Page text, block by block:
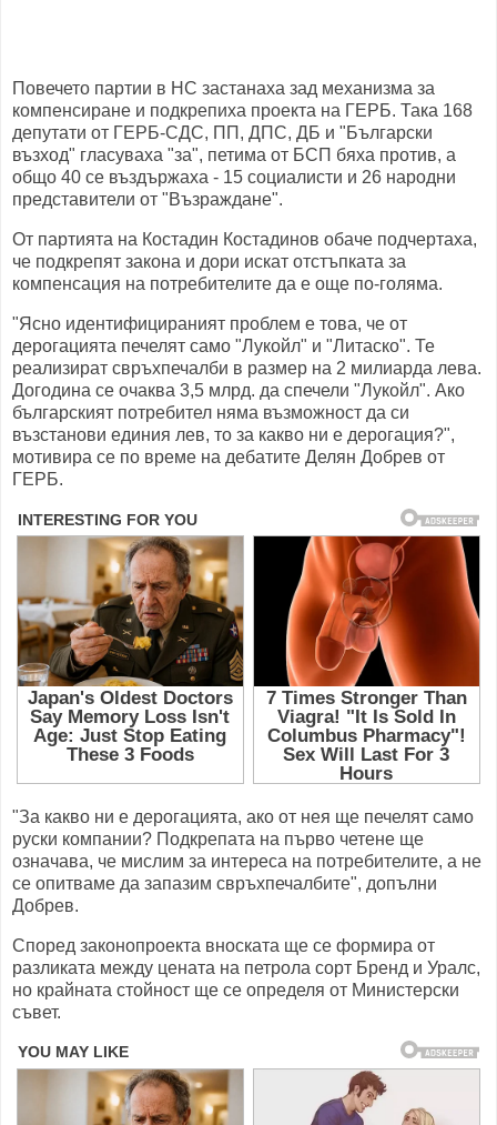
Повечето партии в НС застанаха зад механизма за
компенсиране и подкрепиха проекта на ГЕРБ. Така 168
депутати от ГЕРБ-СДС, ПП, ДПС, ДБ и "Български
възход" гласуваха "за", петима от БСП бяха против, а
общо 40 се въздържаха - 15 социалисти и 26 народни
представители от "Възраждане".
От партията на Костадин Костадинов обаче подчертаха,
че подкрепят закона и дори искат отстъпката за
компенсация на потребителите да е още по-голяма.
"Ясно идентифицираният проблем е това, че от
дерогацията печелят само "Лукойл" и "Литаско". Те
реализират свръхпечалби в размер на 2 милиарда лева.
Догодина се очаква 3,5 млрд. да спечели "Лукойл". Ако
българският потребител няма възможност да си
възстанови единия лев, то за какво ни е дерогация?",
мотивира се по време на дебатите Делян Добрев от
ГЕРБ.
"За какво ни е дерогацията, ако от нея ще печелят само
руски компании? Подкрепата на първо четене ще
означава, че мислим за интереса на потребителите, а не
се опитваме да запазим свръхпечалбите", допълни
Добрев.
Според законопроекта вноската ще се формира от
разликата между цената на петрола сорт Бренд и Уралс,
но крайната стойност ще се определя от Министерски
съвет.